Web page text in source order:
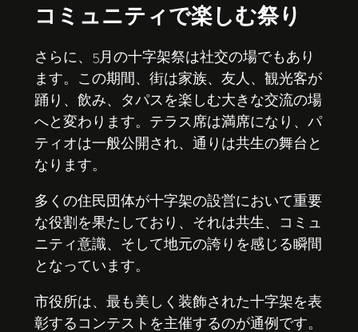
コミュニティで楽しむ祭り
さらに、5月の十字架祭は社交の場でもあり
ます。この期間、街は家族、友人、観光客が
踊り、飲み、タパスを楽しむ大きな交流の場
へと変わります。テラス席は満席になり、パ
ティオは一般公開され、通りは共生の舞台と
なります。
多くの住民団体が十字架の設営において重要
な役割を果たしており、それは共生、コミュ
ニティ意識、そして地元の誇りを感じる瞬間
となっています。
市役所は、最も美しく装飾された十字架を表
彰するコンテストを主催するのが通例です。